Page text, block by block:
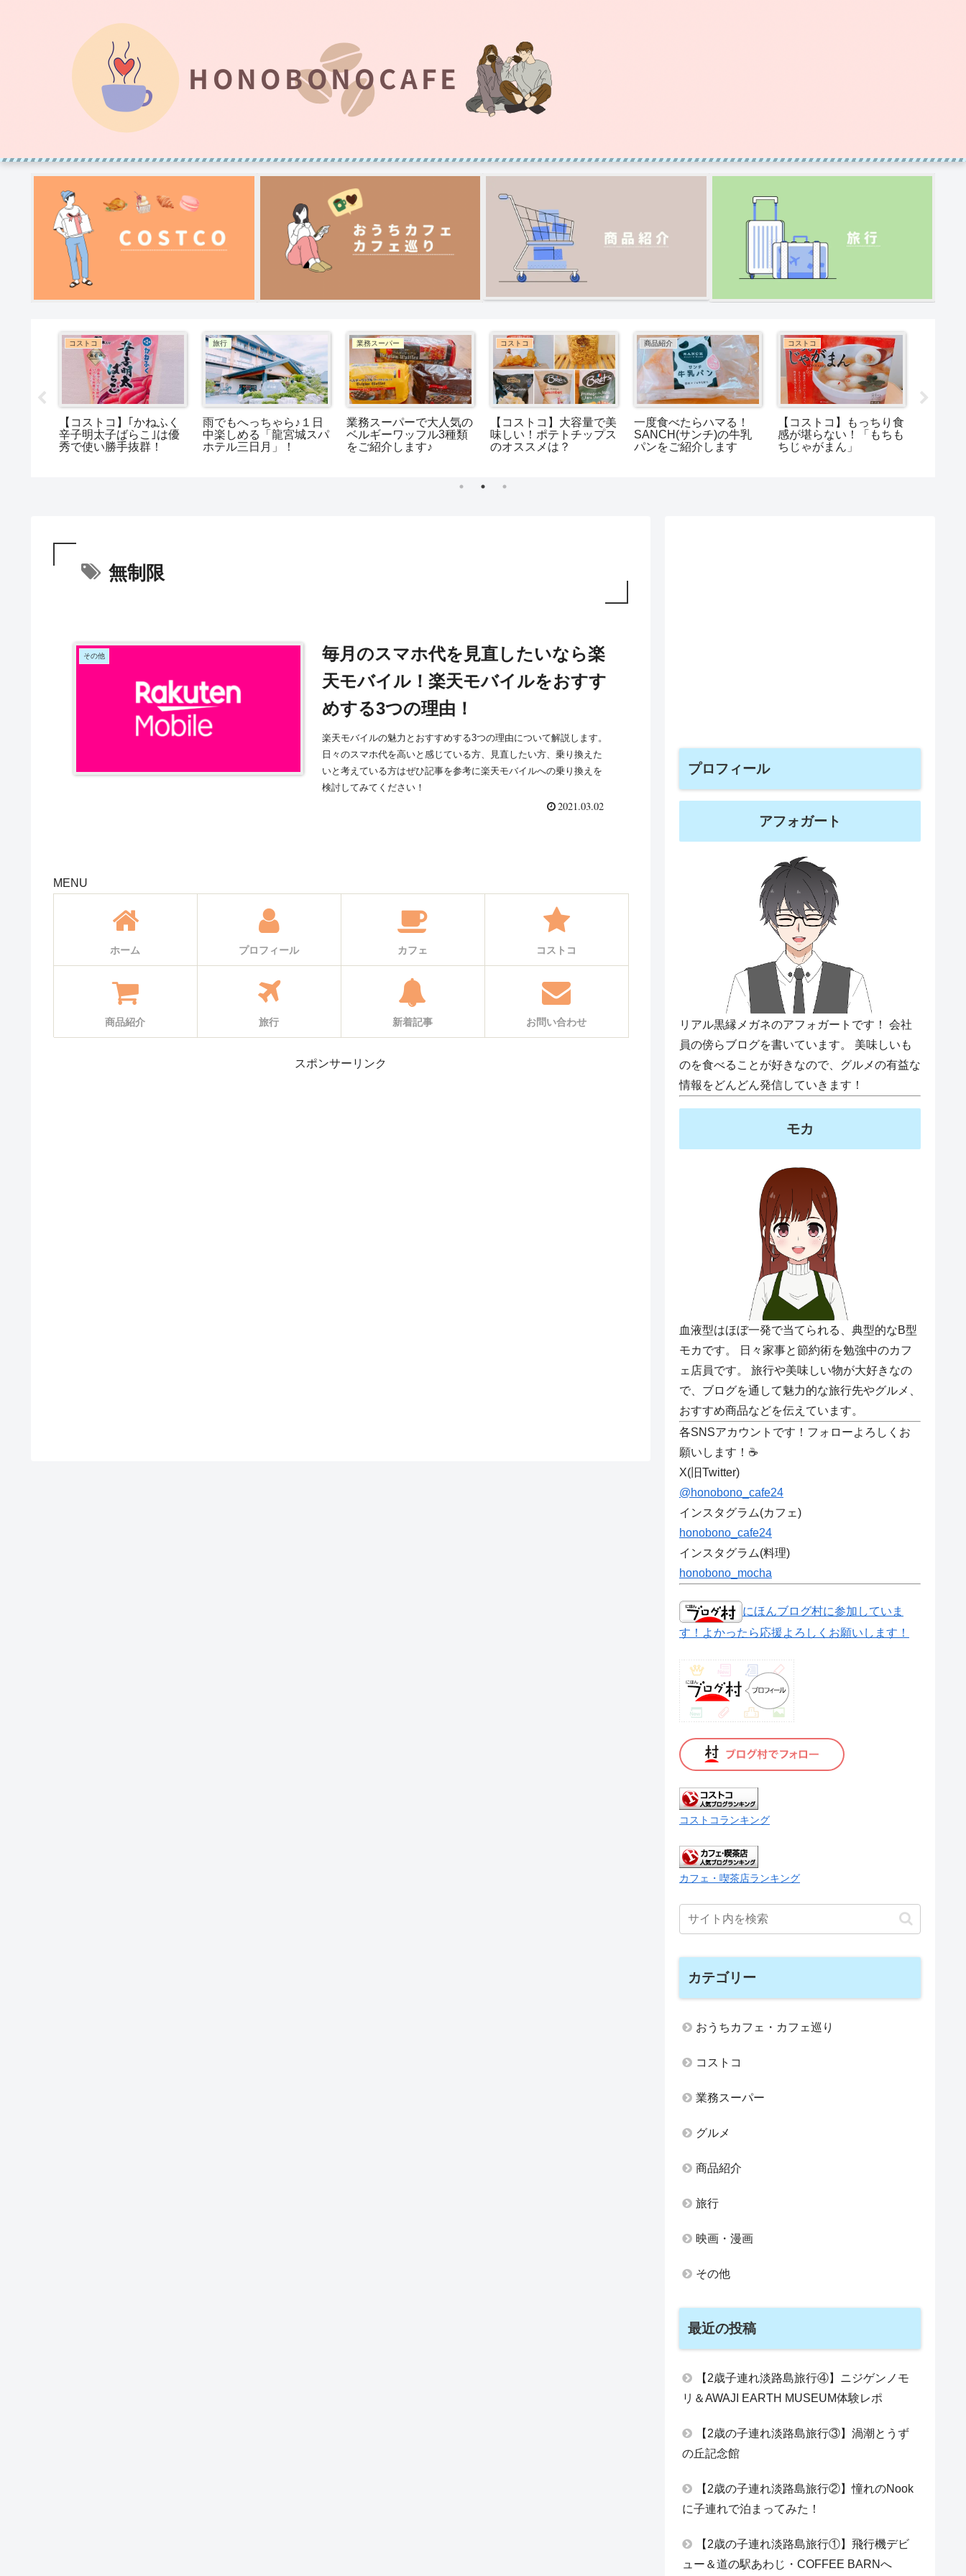
コストコ
コストコの冷凍ストロベ
リー！味は実際美味しい
の…？解凍したらやば
コストコ
コストコの「おこげのス
ープ」は味・コスパ・簡
単の三方良し!!
コストコ
【コストコ】温めるだけ
簡単！絶品パスタ「トマ
ト＆マスカルポーネチー
おうちカフェ・カフェ巡り
タリーズのドリンクカス
タマイズについて！オス
スメは？
コストコ
コストコの人気商品「し
いたけマッシュルームク
リスプ」が気になる！！
コストコ
【コストコ】使い勝手抜
群！我が家の定番お肉３
種類
無制限
その他
毎月のスマホ代を見直したいなら楽
天モバイル！楽天モバイルをおすす
めする3つの理由！
楽天モバイルの魅力とおすすめする3つの理由について解説します。
日々のスマホ代を高いと感じている方、見直したい方、乗り換えた
いと考えている方はぜひ記事を参考に楽天モバイルへの乗り換えを
検討してみてください！
2021.03.02
MENU
ホーム プロフィール カフェ コストコ
商品紹介 旅行 新着記事 お問い合わせ
スポンサーリンク
プロフィール
アフォガート
リアル黒縁メガネのアフォガートです！ 会社
員の傍らブログを書いています。 美味しいも
のを食べることが好きなので、グルメの有益な
情報をどんどん発信していきます！
モカ
血液型はほぼ一発で当てられる、典型的なB型
モカです。 日々家事と節約術を勉強中のカフ
ェ店員です。 旅行や美味しい物が大好きなの
で、ブログを通して魅力的な旅行先やグルメ、
おすすめ商品などを伝えています。
各SNSアカウントです！フォローよろしくお
願いします！☕
X(旧Twitter)
@honobono_cafe24
インスタグラム(カフェ)
honobono_cafe24
インスタグラム(料理)
honobono_mocha
にほんブログ村に参加していま
す！よかったら応援よろしくお願いします！
コストコランキング
カフェ・喫茶店ランキング
カテゴリー
おうちカフェ・カフェ巡り
コストコ
業務スーパー
グルメ
商品紹介
旅行
映画・漫画
その他
最近の投稿
【2歳子連れ淡路島旅行④】ニジゲンノモ
リ＆AWAJI EARTH MUSEUM体験レポ
【2歳の子連れ淡路島旅行③】渦潮とうず
の丘記念館
【2歳の子連れ淡路島旅行②】憧れのNook
に子連れで泊まってみた！
【2歳の子連れ淡路島旅行①】飛行機デビ
ュー＆道の駅あわじ・COFFEE BARNへ